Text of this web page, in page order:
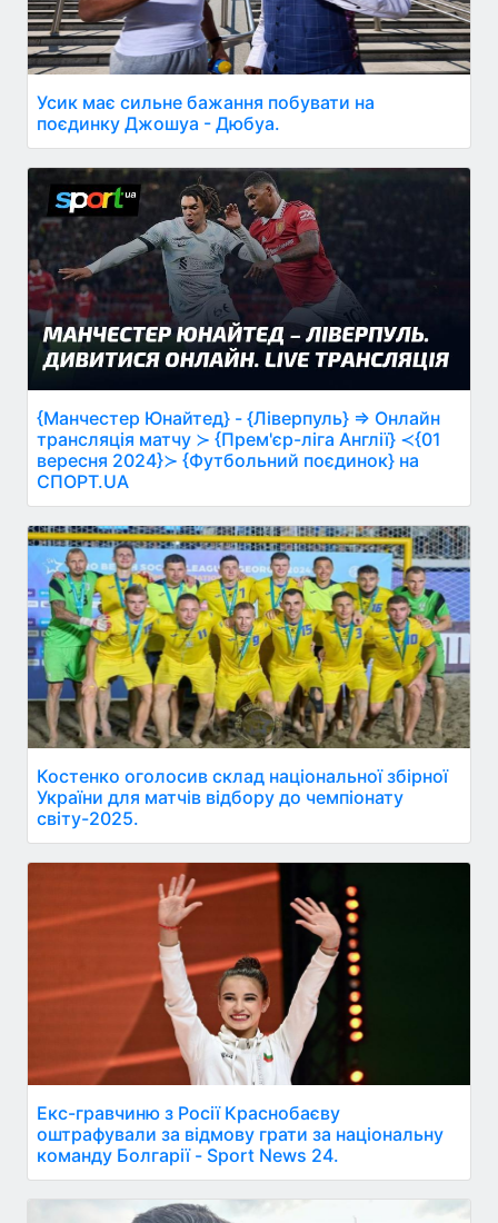
Усик має сильне бажання побувати на
поєдинку Джошуа - Дюбуа.
{Манчестер Юнайтед} - {Ліверпуль} ⇒ Онлайн
трансляція матчу ≻ {Прем'єр-ліга Англії} ≺{01
вересня 2024}≻ {Футбольний поєдинок} на
СПОРТ.UA
Костенко оголосив склад національної збірної
України для матчів відбору до чемпіонату
світу-2025.
Екс-гравчиню з Росії Краснобаєву
оштрафували за відмову грати за національну
команду Болгарії - Sport News 24.